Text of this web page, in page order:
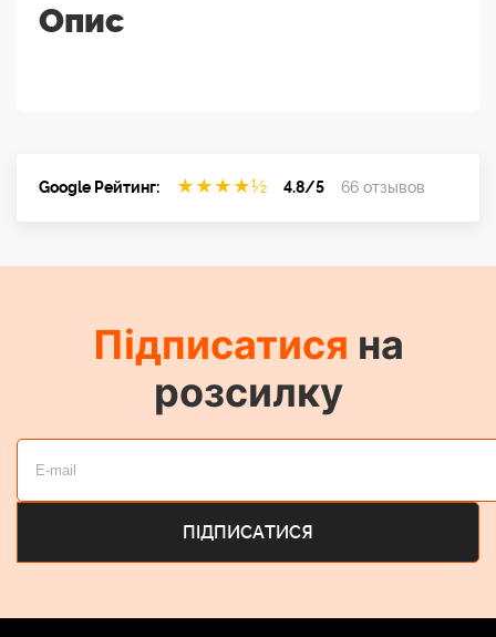
Опис
Google Рейтинг: ★ ★ ★ ★½ 4.8/5 66 отзывов
Підписатися на
розсилку